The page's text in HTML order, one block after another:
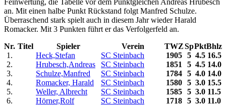
Feinwertung, die Tabelle vor dem Punktgleichen Andreas Hrubesch
an. Mit einen halbe Punkt Rückstand folgt Manfred Schulze.
Überraschend stark spielt auch in diesem Jahr wieder Harald
Romacker. Mit 3 Punkten führt er das Verfolgerfeld an.
Nr. Titel Spieler Verein TWZSpPktBhlz
1.
Heck,Stefan SC Steinbach 1905 5 4.5 16.5
2.
Hrubesch,Andreas SC Steinbach 1851 5 4.5 14.0
3.
Schulze,Manfred SC Steinbach 1784 5 4.0 14.0
4.
Romacker, Harald SC Steinbach 1580 5 3.0 15.5
5.
Weller, Albrecht SC Steinbach 1585 5 3.0 11.5
6.
Hörner,Rolf SC Steinbach 1718 5 3.0 11.0